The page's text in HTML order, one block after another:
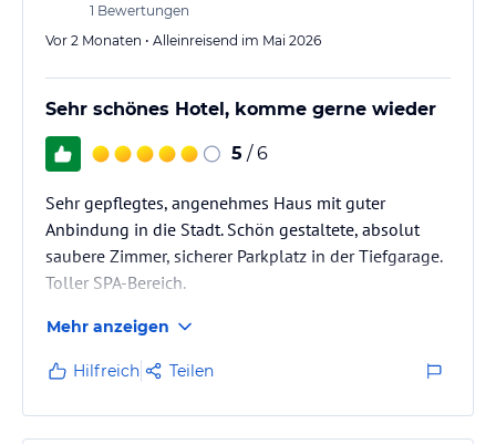
1 Bewertungen
Vor 2 Monaten • Alleinreisend im Mai 2026
Sehr schönes Hotel, komme gerne wieder
5 / 6
Sehr gepflegtes, angenehmes Haus mit guter
Anbindung in die Stadt. Schön gestaltete, absolut
saubere Zimmer, sicherer Parkplatz in der Tiefgarage.
Toller SPA-Bereich.
Mehr anzeigen
Hilfreich Teilen